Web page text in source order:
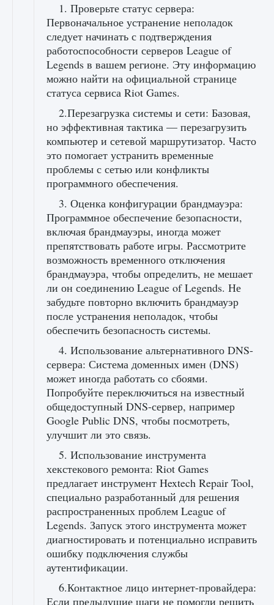
1. Проверьте статус сервера:
Первоначальное устранение неполадок
следует начинать с подтверждения
работоспособности серверов League of
Legends в вашем регионе. Эту информацию
можно найти на официальной странице
статуса сервиса Riot Games.
2.Перезагрузка системы и сети: Базовая,
но эффективная тактика — перезагрузить
компьютер и сетевой маршрутизатор. Часто
это помогает устранить временные
проблемы с сетью или конфликты
программного обеспечения.
3. Оценка конфигурации брандмауэра:
Программное обеспечение безопасности,
включая брандмауэры, иногда может
препятствовать работе игры. Рассмотрите
возможность временного отключения
брандмауэра, чтобы определить, не мешает
ли он соединению League of Legends. Не
забудьте повторно включить брандмауэр
после устранения неполадок, чтобы
обеспечить безопасность системы.
4. Использование альтернативного DNS-
сервера: Система доменных имен (DNS)
может иногда работать со сбоями.
Попробуйте переключиться на известный
общедоступный DNS-сервер, например
Google Public DNS, чтобы посмотреть,
улучшит ли это связь.
5. Использование инструмента
хекстекового ремонта: Riot Games
предлагает инструмент Hextech Repair Tool,
специально разработанный для решения
распространенных проблем League of
Legends. Запуск этого инструмента может
диагностировать и потенциально исправить
ошибку подключения службы
аутентификации.
6.Контактное лицо интернет-провайдера:
Если предыдущие шаги не помогли решить